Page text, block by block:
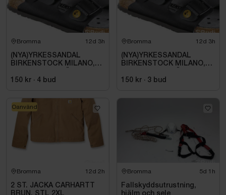
Bromma 12d 3h
(NYA)YRKESSANDAL
BIRKENSTOCK MILANO,
SVART. STL 42
150 kr · 4 bud
Bromma 12d 3h
(NYA)YRKESSANDAL
BIRKENSTOCK MILANO,
SVART. STL 42
150 kr · 3 bud
Bromma 12d 2h
2 ST. JACKA CARHARTT
BRUN. STL 2XL
Oanvänd
Bromma 5d 1h
Fallskyddsutrustning,
hjälm och sele